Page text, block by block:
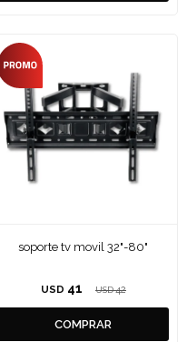
soporte tv movil 32"-80"
USD 41 USD 42